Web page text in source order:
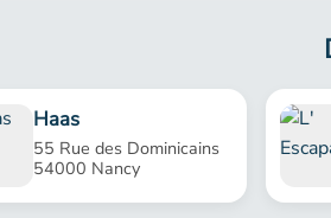
Haas
55 Rue des Dominicains
54000 Nancy